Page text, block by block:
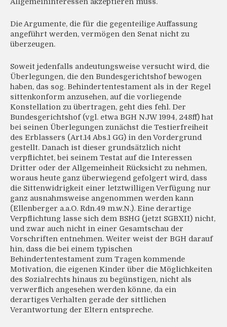
Die Argumente, die für die gegenteilige Auffassung
angeführt werden, vermögen den Senat nicht zu
überzeugen.
Soweit jedenfalls andeutungsweise versucht wird, die
Überlegungen, die den Bundesgerichtshof bewogen
haben, das sog. Behindertentestament als in der Regel
sittenkonform anzusehen, auf die vorliegende
Konstellation zu übertragen, geht dies fehl. Der
Bundesgerichtshof (vgl. etwa BGH NJW 1994, 248ff) hat
bei seinen Überlegungen zunächst die Testierfreiheit
des Erblassers (Art.14 Abs.1 GG) in den Vordergrund
gestellt. Danach ist dieser grundsätzlich nicht
verpflichtet, bei seinem Testat auf die Interessen
Dritter oder der Allgemeinheit Rücksicht zu nehmen,
woraus heute ganz überwiegend gefolgert wird, dass
die Sittenwidrigkeit einer letztwilligen Verfügung nur
ganz ausnahmsweise angenommen werden kann
(Ellenberger a.a.O. Rdn.49 m.w.N.). Eine derartige
Verpflichtung lasse sich dem BSHG (jetzt SGBXII) nicht,
und zwar auch nicht in einer Gesamtschau der
Vorschriften entnehmen. Weiter weist der BGH darauf
hin, dass die bei einem typischen
Behindertentestament zum Tragen kommende
Motivation, die eigenen Kinder über die Möglichkeiten
des Sozialrechts hinaus zu begünstigen, nicht als
verwerflich angesehen werden könne, da ein
derartiges Verhalten gerade der sittlichen
Verantwortung der Eltern entspreche.